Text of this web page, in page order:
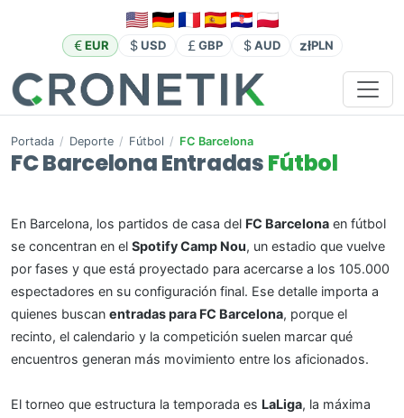
EUR USD GBP AUD złPLN
Portada / Deporte / Fútbol / FC Barcelona
FC Barcelona EntradasFútbol
En Barcelona, los partidos de casa del FC Barcelona en fútbol
se concentran en el Spotify Camp Nou, un estadio que vuelve
por fases y que está proyectado para acercarse a los 105.000
espectadores en su configuración final. Ese detalle importa a
quienes buscan entradas para FC Barcelona, porque el
recinto, el calendario y la competición suelen marcar qué
encuentros generan más movimiento entre los aficionados.
El torneo que estructura la temporada es LaLiga, la máxima